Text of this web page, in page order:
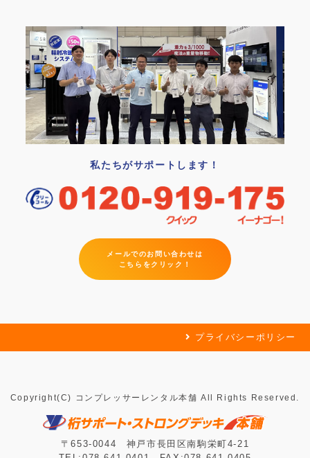
私たちがサポートします！
メールでのお問い合わせは
こちらをクリック！
プライバシーポリシー
Copyright(C) コンプレッサーレンタル本舗 All Rights Reserved.
〒653-0044 神戸市長田区南駒栄町4-21